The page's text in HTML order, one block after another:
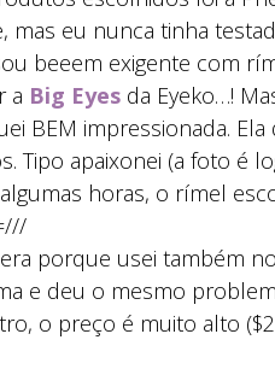
mas eu nunca tinha
beeem exigente com
a Big Eyes da Eyeko…!
BEM impressionada.
Tipo apaixonei (a foto é
horas, o rímel
porque usei também
e deu o mesmo
o preço é muito alto